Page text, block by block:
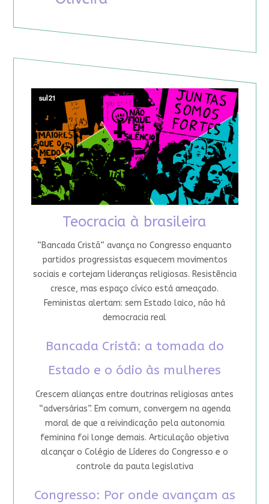
Teocracia à brasileira
“Bancada Cristã” avança no Congresso enquanto
partidos progressistas esquecem movimentos
sociais e cortejam lideranças religiosas. Resistência
cresce, mas espaço cívico está ameaçado.
Feministas alertam: sem Estado laico, não há
democracia real
Bancada Cristã: a tomada do
Estado e o ódio às mulheres
Crescem alianças entre doutrinas religiosas antes
“adversárias”. Em comum, convergem na agenda
moral de que a reivindicação pela autonomia
feminina foi longe demais. Articulação objetiva
alcançar o Colégio de Líderes do Congresso e o
controle da pauta legislativa
Congresso: Por onde avançam as